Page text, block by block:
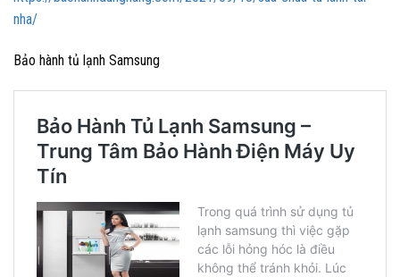
nha/
Bảo hành tủ lạnh Samsung